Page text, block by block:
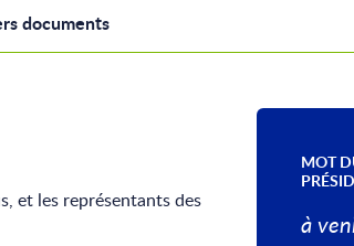
documents
et les représentants des
MOT
à